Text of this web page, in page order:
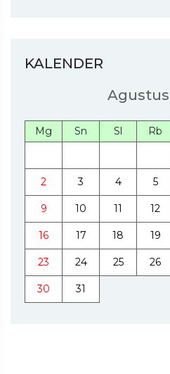
KALENDER
Mg Sn Sl Rb
2 3 4 5
9 10 11 12
16 17 18 19
23 24 25 26
30 31